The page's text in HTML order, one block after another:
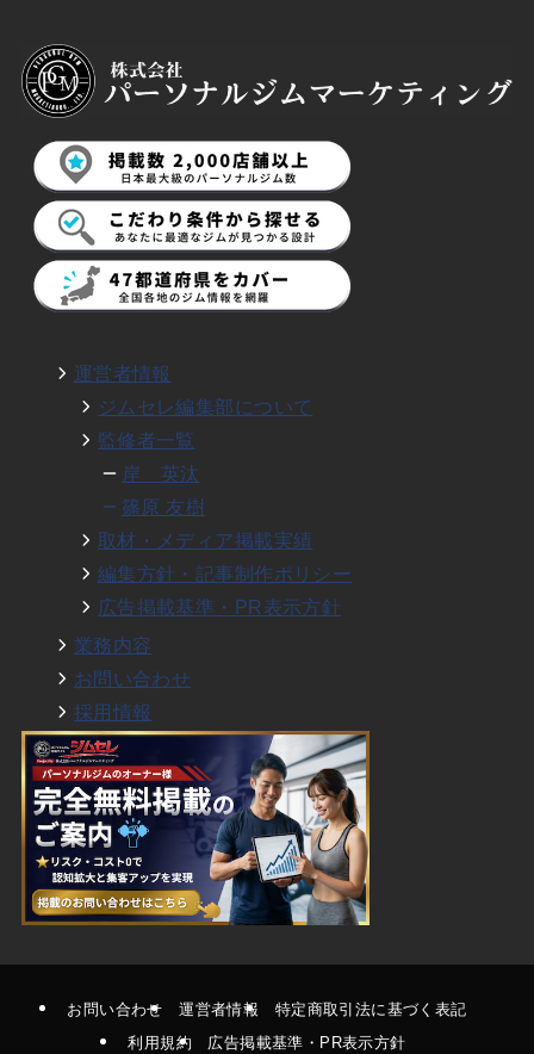
運営者情報
ジムセレ編集部について
監修者一覧
岸 英汰
篠原 友樹
取材・メディア掲載実績
編集方針・記事制作ポリシー
広告掲載基準・PR表示方針
業務内容
お問い合わせ
採用情報
お問い合わせ 運営者情報
特定商取引法に基づく表記
利用規約
広告掲載基準・PR表示方針